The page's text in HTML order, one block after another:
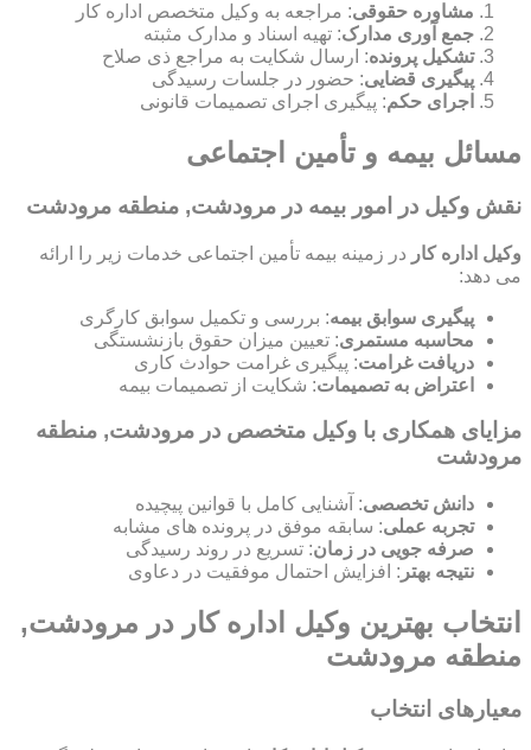
مشاوره حقوقی: مراجعه به وکیل متخصص اداره کار
جمع آوری مدارک: تهیه اسناد و مدارک مثبته
تشکیل پرونده: ارسال شکایت به مراجع ذی صلاح
پیگیری قضایی: حضور در جلسات رسیدگی
اجرای حکم: پیگیری اجرای تصمیمات قانونی
مسائل بیمه و تأمین اجتماعی
نقش وکیل در امور بیمه در مرودشت, منطقه مرودشت
وکیل اداره کار در زمینه بیمه تأمین اجتماعی خدمات زیر را ارائه
می دهد:
پیگیری سوابق بیمه: بررسی و تکمیل سوابق کارگری
محاسبه مستمری: تعیین میزان حقوق بازنشستگی
دریافت غرامت: پیگیری غرامت حوادث کاری
اعتراض به تصمیمات: شکایت از تصمیمات بیمه
مزایای همکاری با وکیل متخصص در مرودشت, منطقه
مرودشت
دانش تخصصی: آشنایی کامل با قوانین پیچیده
تجربه عملی: سابقه موفق در پرونده های مشابه
صرفه جویی در زمان: تسریع در روند رسیدگی
نتیجه بهتر : افزایش احتمال موفقیت در دعاوی
انتخاب بهترین وکیل اداره کار در مرودشت,
منطقه مرودشت
معیارهای انتخاب